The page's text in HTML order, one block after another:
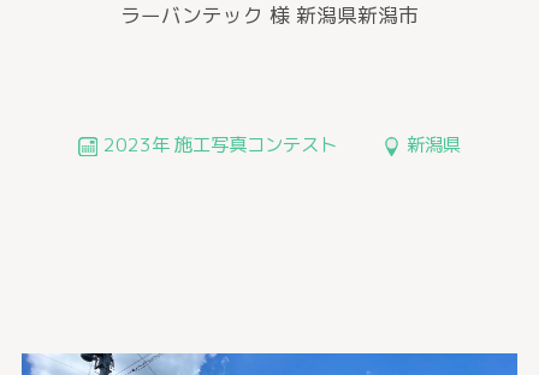
ラーバンテック 様 新潟県新潟市
2023年 施工写真コンテスト 新潟県